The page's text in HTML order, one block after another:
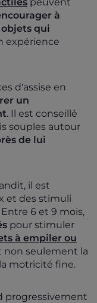
à
qui
expérience
d'assise en
un
. Il est conseillé
souples autour
de lui
il est
et des stimuli
6 et 9 mois,
pour stimuler
à empiler ou
non seulement la
motricité fine.
progressivement